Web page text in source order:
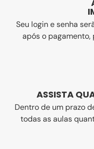
Seu login e senha
após o pagamento,
ASSISTA
Dentro de um prazo
todas as aulas